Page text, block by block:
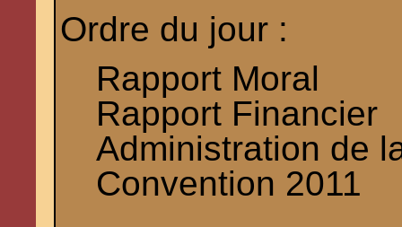
Ordre du jour :
Rapport Moral
Rapport Financier
Administration de
Convention 2011